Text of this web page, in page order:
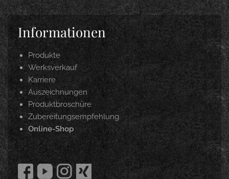
Informationen
Produkte
Werksverkauf
Karriere
Auszeichnungen
Produktbroschüre
Zubereitungsempfehlung
Online-Shop